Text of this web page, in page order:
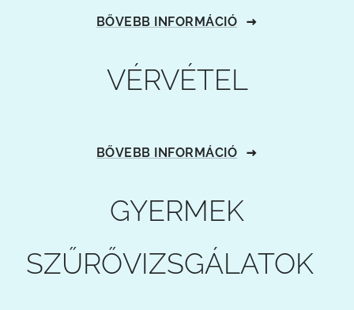
BŐVEBB INFORMÁCIÓ
VÉRVÉTEL
BŐVEBB INFORMÁCIÓ
GYERMEK
SZŰRŐVIZSGÁLATOK